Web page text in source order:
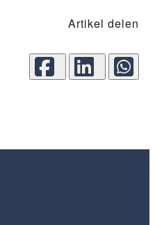
Artikel delen